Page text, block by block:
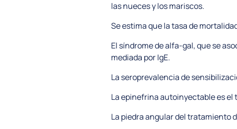
las nueces y los mariscos.
Se estima que la tasa de
El síndrome de alfa-gal, que se
mediada por IgE.
La seroprevalencia de
La epinefrina autoinyectable es
La piedra angular del tratamiento